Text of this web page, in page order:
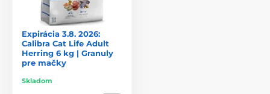
Expirácia 3.8. 2026:
Calibra Cat Life Adult
Herring 6 kg | Granuly
pre mačky
Skladom